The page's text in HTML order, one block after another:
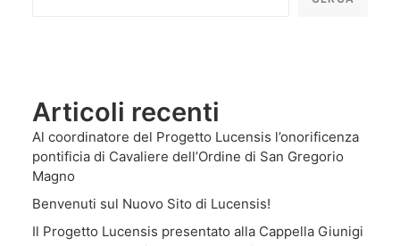
Articoli recenti
Al coordinatore del Progetto Lucensis l’onorificenza
pontificia di Cavaliere dell’Ordine di San Gregorio
Magno
Benvenuti sul Nuovo Sito di Lucensis!
Il Progetto Lucensis presentato alla Cappella Giunigi